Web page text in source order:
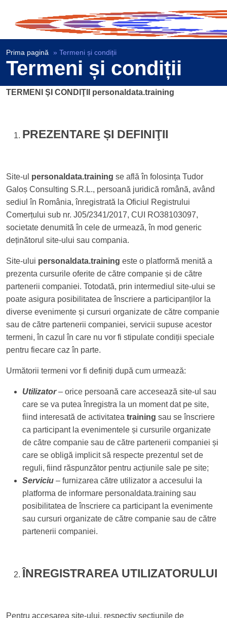
Prima pagină » Termeni și condiții
Termeni și condiții
TERMENI ŞI CONDIŢII personaldata.training
PREZENTARE ȘI DEFINIŢII
Site-ul personaldata.training se află în folosința Tudor
Galoș Consulting S.R.L., persoană juridică română, având
sediul în România, înregistrată la Oficiul Registrului
Comerțului sub nr. J05/2341/2017, CUI RO38103097,
societate denumită în cele de urmează, în mod generic
deținătorul site-ului sau compania.
Site-ului personaldata.training este o platformă menită a
prezenta cursurile oferite de către companie și de către
partenerii companiei. Totodată, prin intermediul site-ului se
poate asigura posibilitatea de înscriere a participanților la
diverse evenimente și cursuri organizate de către companie
sau de către partenerii companiei, servicii supuse acestor
termeni, în cazul în care nu vor fi stipulate condiții speciale
pentru fiecare caz în parte.
Următorii termeni vor fi definiți după cum urmează:
Utilizator– orice persoană care accesează site-ul sau
care se va putea înregistra la un moment dat pe site,
fiind interesată de activitatea training sau se înscriere
ca participant la evenimentele și cursurile organizate
de către companie sau de către partenerii companiei și
care se obligă implicit să respecte prezentul set de
reguli, fiind răspunzător pentru acțiunile sale pe site;
Serviciu – furnizarea către utilizator a accesului la
platforma de informare personaldata.training sau
posibilitatea de înscriere ca participant la evenimente
sau cursuri organizate de către companie sau de către
partenerii companiei.
ÎNREGISTRAREA UTILIZATORULUI
Pentru accesarea site-ului, respectiv secțiunile de